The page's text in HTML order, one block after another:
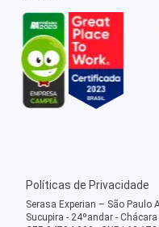
Políticas de Privacidade
Serasa Experian – São Paulo
Sucupira - 24ºandar -